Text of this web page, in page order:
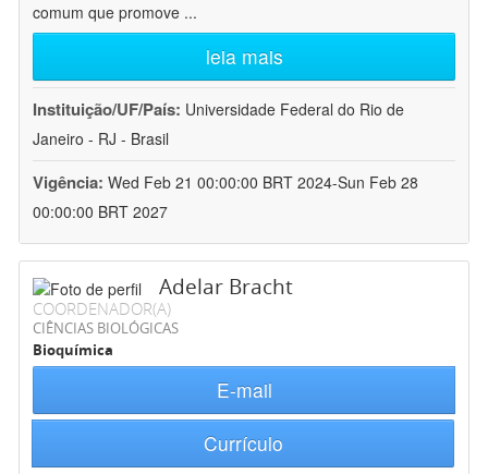
comum que promove ...
leia mais
Instituição/UF/País: Universidade Federal do Rio de
Janeiro - RJ - Brasil
Vigência: Wed Feb 21 00:00:00 BRT 2024-Sun Feb 28
00:00:00 BRT 2027
Adelar Bracht
COORDENADOR(A)
CIÊNCIAS BIOLÓGICAS
Bioquímica
E-mail
Currículo